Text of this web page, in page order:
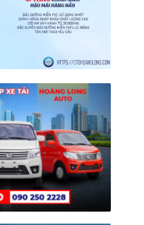
Nâng Hạ Cửa